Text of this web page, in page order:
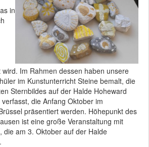
in
Im Rahmen dessen haben unsere
im Kunstunterricht Steine bemalt, die
Sternbildes auf der Halde Hoheward
die Anfang Oktober im
präsentiert werden. Höhepunkt des
ist eine große Veranstaltung mit
die am 3. Oktober auf der Halde